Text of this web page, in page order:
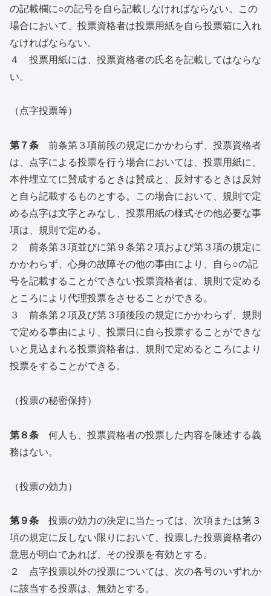
の記載欄に○の記号を自ら記載しなければならない。この
場合において、投票資格者は投票用紙を自ら投票箱に入れ
なければならない。
４ 投票用紙には、投票資格者の氏名を記載してはならな
い。
（点字投票等）
第７条 前条第３項前段の規定にかかわらず、投票資格者
は、点字による投票を行う場合においては、投票用紙に、
本件埋立てに賛成するときは賛成と、反対するときは反対
と自ら記載するものとする。この場合において、規則で定
める点字は文字とみなし、投票用紙の様式その他必要な事
項は、規則で定める。
２ 前条第３項並びに第９条第２項および第３項の規定に
かかわらず、心身の故障その他の事由により、自ら○の記
号を記載することができない投票資格者は、規則で定める
ところにより代理投票をさせることができる。
３ 前条第２項及び第３項後段の規定にかかわらず、規則
で定める事由により、投票日に自ら投票することができな
いと見込まれる投票資格者は、規則で定めるところにより
投票をすることができる。
（投票の秘密保持）
第８条 何人も、投票資格者の投票した内容を陳述する義
務はない。
（投票の効力）
第９条 投票の効力の決定に当たっては、次項または第３
項の規定に反しない限りにおいて、投票した投票資格者の
意思が明白であれば、その投票を有効とする。
２ 点字投票以外の投票については、次の各号のいずれか
に該当する投票は、無効とする。